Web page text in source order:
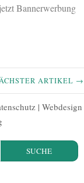
Bannerwerbung
ARTIKEL →
| Webdesign
SUCHE